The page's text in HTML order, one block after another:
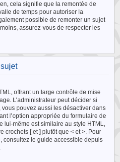
cela signifie que la remontée de
de temps pour autoriser la
possible de remonter un sujet
assurez-vous de respecter les
offrant un large contrôle de mise
L’administrateur peut décider si
pouvez aussi les désactiver dans
l’option appropriée du formulaire de
lui-même est similaire au style HTML,
crochets [ et ] plutôt que < et >. Pour
consultez le guide accessible depuis